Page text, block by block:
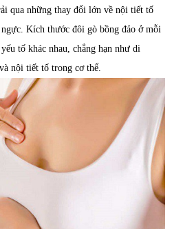
qua những thay đổi lớn về nội tiết tố
Kích thước đôi gò bồng đảo ở mỗi
tố khác nhau, chẳng hạn như di
nội tiết tố trong cơ thể.